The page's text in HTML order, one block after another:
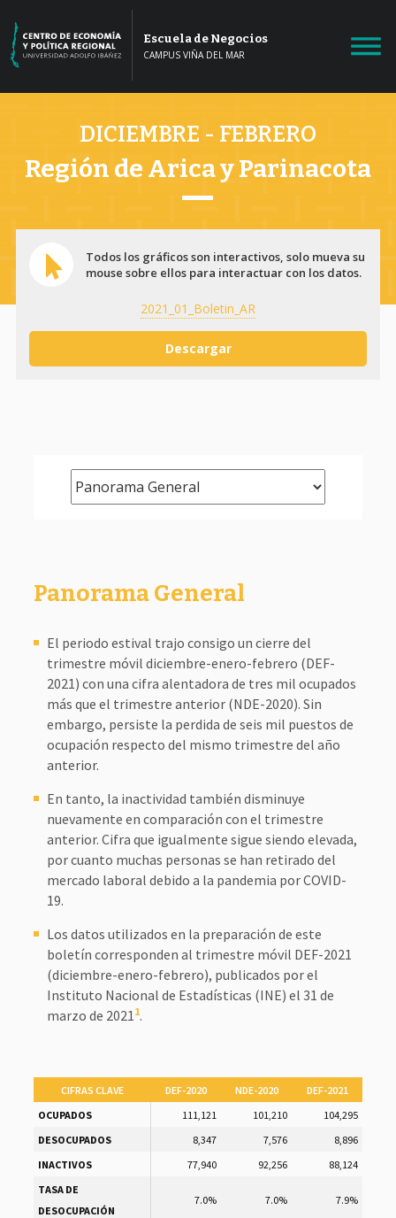
Escuela de Negocios
CAMPUS VIÑA DEL MAR
DICIEMBRE - FEBRERO
Región de Arica y Parinacota
Todos los gráficos son interactivos, solo mueva su
mouse sobre ellos para interactuar con los datos.
2021_01_Boletin_AR
Descargar
Panorama General
El periodo estival trajo consigo un cierre del
trimestre móvil diciembre-enero-febrero (DEF-
2021) con una cifra alentadora de tres mil ocupados
más que el trimestre anterior (NDE-2020). Sin
embargo, persiste la perdida de seis mil puestos de
ocupación respecto del mismo trimestre del año
anterior.
En tanto, la inactividad también disminuye
nuevamente en comparación con el trimestre
anterior. Cifra que igualmente sigue siendo elevada,
por cuanto muchas personas se han retirado del
mercado laboral debido a la pandemia por COVID-
19.
Los datos utilizados en la preparación de este
boletín corresponden al trimestre móvil DEF-2021
(diciembre-enero-febrero), publicados por el
Instituto Nacional de Estadísticas (INE) el 31 de
marzo de 20211.
CIFRAS CLAVE DEF-2020 NDE-2020
DEF-2021
OCUPADOS
111,121 101,210
104,295
DESOCUPADOS
8,347 7,576
8,896
INACTIVOS
77,940 92,256
88,124
TASA DE
DESOCUPACIÓN
7.0% 7.0% 7.9%